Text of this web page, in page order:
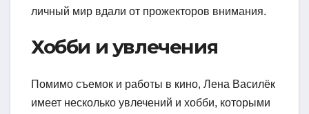
личный мир вдали от прожекторов внимания.
Хобби и увлечения
Помимо съемок и работы в кино, Лена Василёк
имеет несколько увлечений и хобби, которыми